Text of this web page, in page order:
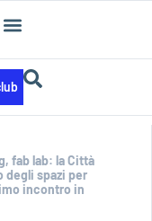
fab lab: la Città
degli spazi per
incontro in